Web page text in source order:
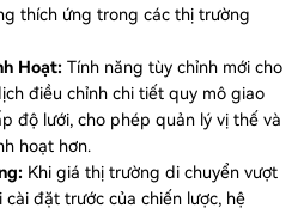
thích ứng trong các thị trường
Hoạt: Tính năng tùy chỉnh mới cho
điều chỉnh chi tiết quy mô giao
độ lưới, cho phép quản lý vị thế và
hoạt hơn.
Khi giá thị trường di chuyển vượt
cài đặt trước của chiến lược, hệ